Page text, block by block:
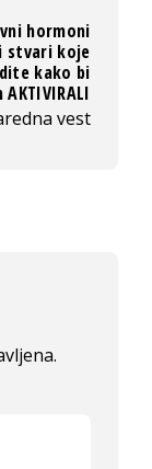
hormoni
stvari koje
kako bi
AKTIVIRALI
vest